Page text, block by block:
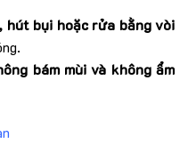
hút bụi hoặc rửa bằng vòi
bám mùi và không ẩm